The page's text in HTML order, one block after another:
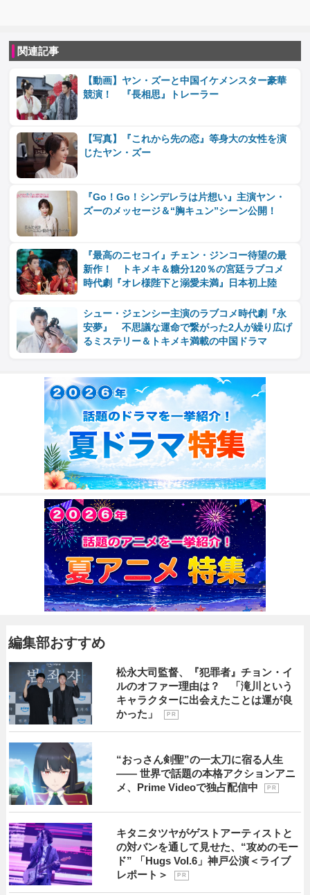
関連記事
【動画】ヤン・ズーと中国イケメンスター豪華
競演！ 『長相思』トレーラー
【写真】『これから先の恋』等身大の女性を演
じたヤン・ズー
『Go！Go！シンデレラは片想い』主演ヤン・
ズーのメッセージ＆“胸キュン”シーン公開！
『最高のニセコイ』チェン・ジンコー待望の最
新作！ トキメキ＆糖分120％の宮廷ラブコメ
時代劇『オレ様陛下と溺愛未満』日本初上陸
シュー・ジェンシー主演のラブコメ時代劇『永
安夢』 不思議な運命で繋がった2人が繰り広げ
るミステリー＆トキメキ満載の中国ドラマ
編集部おすすめ
松永大司監督、『犯罪者』チョン・イ
ルのオファー理由は？ 「滝川という
キャラクターに出会えたことは運が良
かった」
P R
“おっさん剣聖”の一太刀に宿る人生
―― 世界で話題の本格アクションアニ
メ、Prime Videoで独占配信中
P R
キタニタツヤがゲストアーティストと
の対バンを通して見せた、“攻めのモー
ド” 「Hugs Vol.6」神戸公演＜ライブ
レポート＞
P R